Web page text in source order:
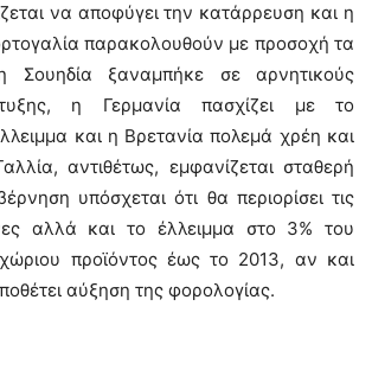
να αποφύγει την κατάρρευση και η
παρακολουθούν με προσοχή τα
Σουηδία ξαναμπήκε σε αρνητικούς
η Γερμανία πασχίζει με το
και η Βρετανία πολεμά χρέη και
αντιθέτως, εμφανίζεται σταθερή
υπόσχεται ότι θα περιορίσει τις
αλλά και το έλλειμμα στο 3% του
προϊόντος έως το 2013, αν και
αύξηση της φορολογίας.